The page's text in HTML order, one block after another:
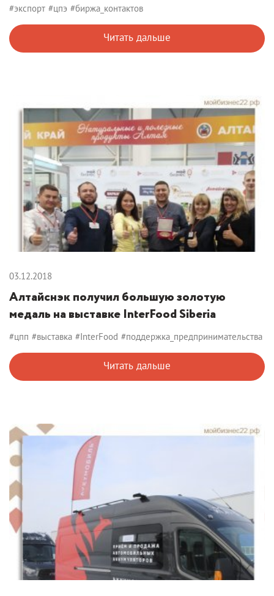
#экспорт #цпэ #биржа_контактов
Читать дальше
03.12.2018
Алтайснэк получил большую золотую
медаль на выставке InterFood Siberia
#цпп #выставка #InterFood #поддержка_предпринимательства
Читать дальше